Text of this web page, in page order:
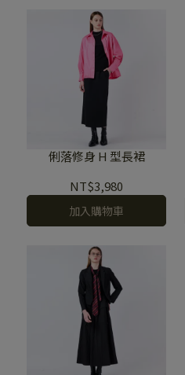
俐落修身 H 型長裙
NT$3,980
加入購物車